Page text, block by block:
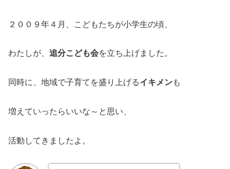
２００９年４月、こどもたちが小学生の頃、
わたしが、 追分こども会を立ち上げました。
同時に、地域で子育てを盛り上げるイキメンも
増えていったらいいな～と思い、
活動してきましたよ。